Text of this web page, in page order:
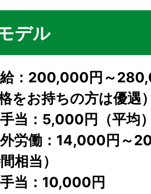
デル
：200,000円～
をお持ちの方は優遇
当：5,000円（平均
労働：14,000円～
相当）
当：10,000円